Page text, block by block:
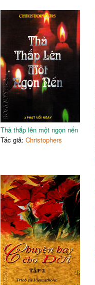
Thà thắp lên một ngọn nến
Tác giả: Christophers